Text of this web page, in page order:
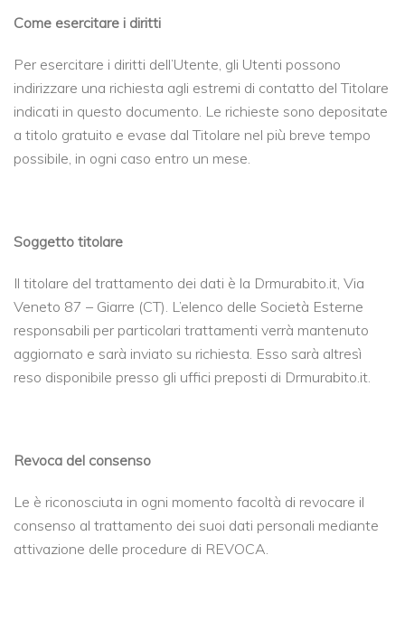
Come esercitare i diritti
Per esercitare i diritti dell’Utente, gli Utenti possono
indirizzare una richiesta agli estremi di contatto del Titolare
indicati in questo documento. Le richieste sono depositate
a titolo gratuito e evase dal Titolare nel più breve tempo
possibile, in ogni caso entro un mese.
Soggetto titolare
Il titolare del trattamento dei dati è la Drmurabito.it, Via
Veneto 87 – Giarre (CT). L’elenco delle Società Esterne
responsabili per particolari trattamenti verrà mantenuto
aggiornato e sarà inviato su richiesta. Esso sarà altresì
reso disponibile presso gli uffici preposti di Drmurabito.it.
Revoca del consenso
Le è riconosciuta in ogni momento facoltà di revocare il
consenso al trattamento dei suoi dati personali mediante
attivazione delle procedure di REVOCA.